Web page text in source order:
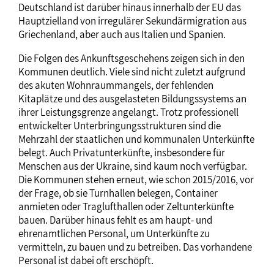
Deutschland ist darüber hinaus innerhalb der EU das
Hauptzielland von irregulärer Sekundärmigration aus
Griechenland, aber auch aus Italien und Spanien.
Die Folgen des Ankunftsgeschehens zeigen sich in den
Kommunen deutlich. Viele sind nicht zuletzt aufgrund
des akuten Wohnraummangels, der fehlenden
Kitaplätze und des ausgelasteten Bildungssystems an
ihrer Leistungsgrenze angelangt. Trotz professionell
entwickelter Unterbringungsstrukturen sind die
Mehrzahl der staatlichen und kommunalen Unterkünfte
belegt. Auch Privatunterkünfte, insbesondere für
Menschen aus der Ukraine, sind kaum noch verfügbar.
Die Kommunen stehen erneut, wie schon 2015/2016, vor
der Frage, ob sie Turnhallen belegen, Container
anmieten oder Traglufthallen oder Zeltunterkünfte
bauen. Darüber hinaus fehlt es am haupt- und
ehrenamtlichen Personal, um Unterkünfte zu
vermitteln, zu bauen und zu betreiben. Das vorhandene
Personal ist dabei oft erschöpft.